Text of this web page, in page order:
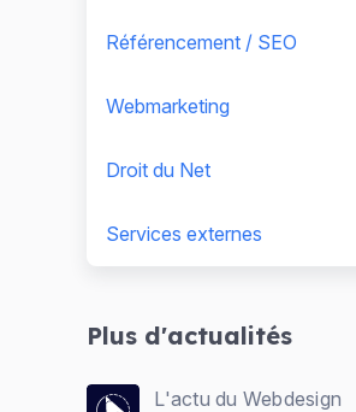
Référencement / SEO
Webmarketing
Droit du Net
Services externes
Plus d'actualités
L'actu du Webdesign